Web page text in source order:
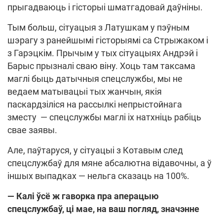
прыгадваюць і гісторыі шматгадовай даўніны.
Тым больш, сітуацыя з Латушкам у пэўным
шэрагу з ранейшымі гісторыямі са Стрыжаком і
з Гарэцкім. Прычым у тых сітуацыях Андрэй і
Барыс прызналі сваю віну. Хоць там таксама
маглі быць датычныя спецслужбы, мы не
ведаем матывацыі тых жанчын, якія
паскардзіліся на рассылкі непрыстойнага
зместу — спецслужбы маглі іх натхніць рабіць
свае заявы.
Але, паўтаруся, у сітуацыі з Котавым след
спецслужбаў для мяне абсалютна відавочны, а ў
іншых выпадках — нельга сказаць на 100%.
— Калі ўсё ж гаворка пра аперацыю
спецслужбаў, ці мае, на ваш погляд, значэнне